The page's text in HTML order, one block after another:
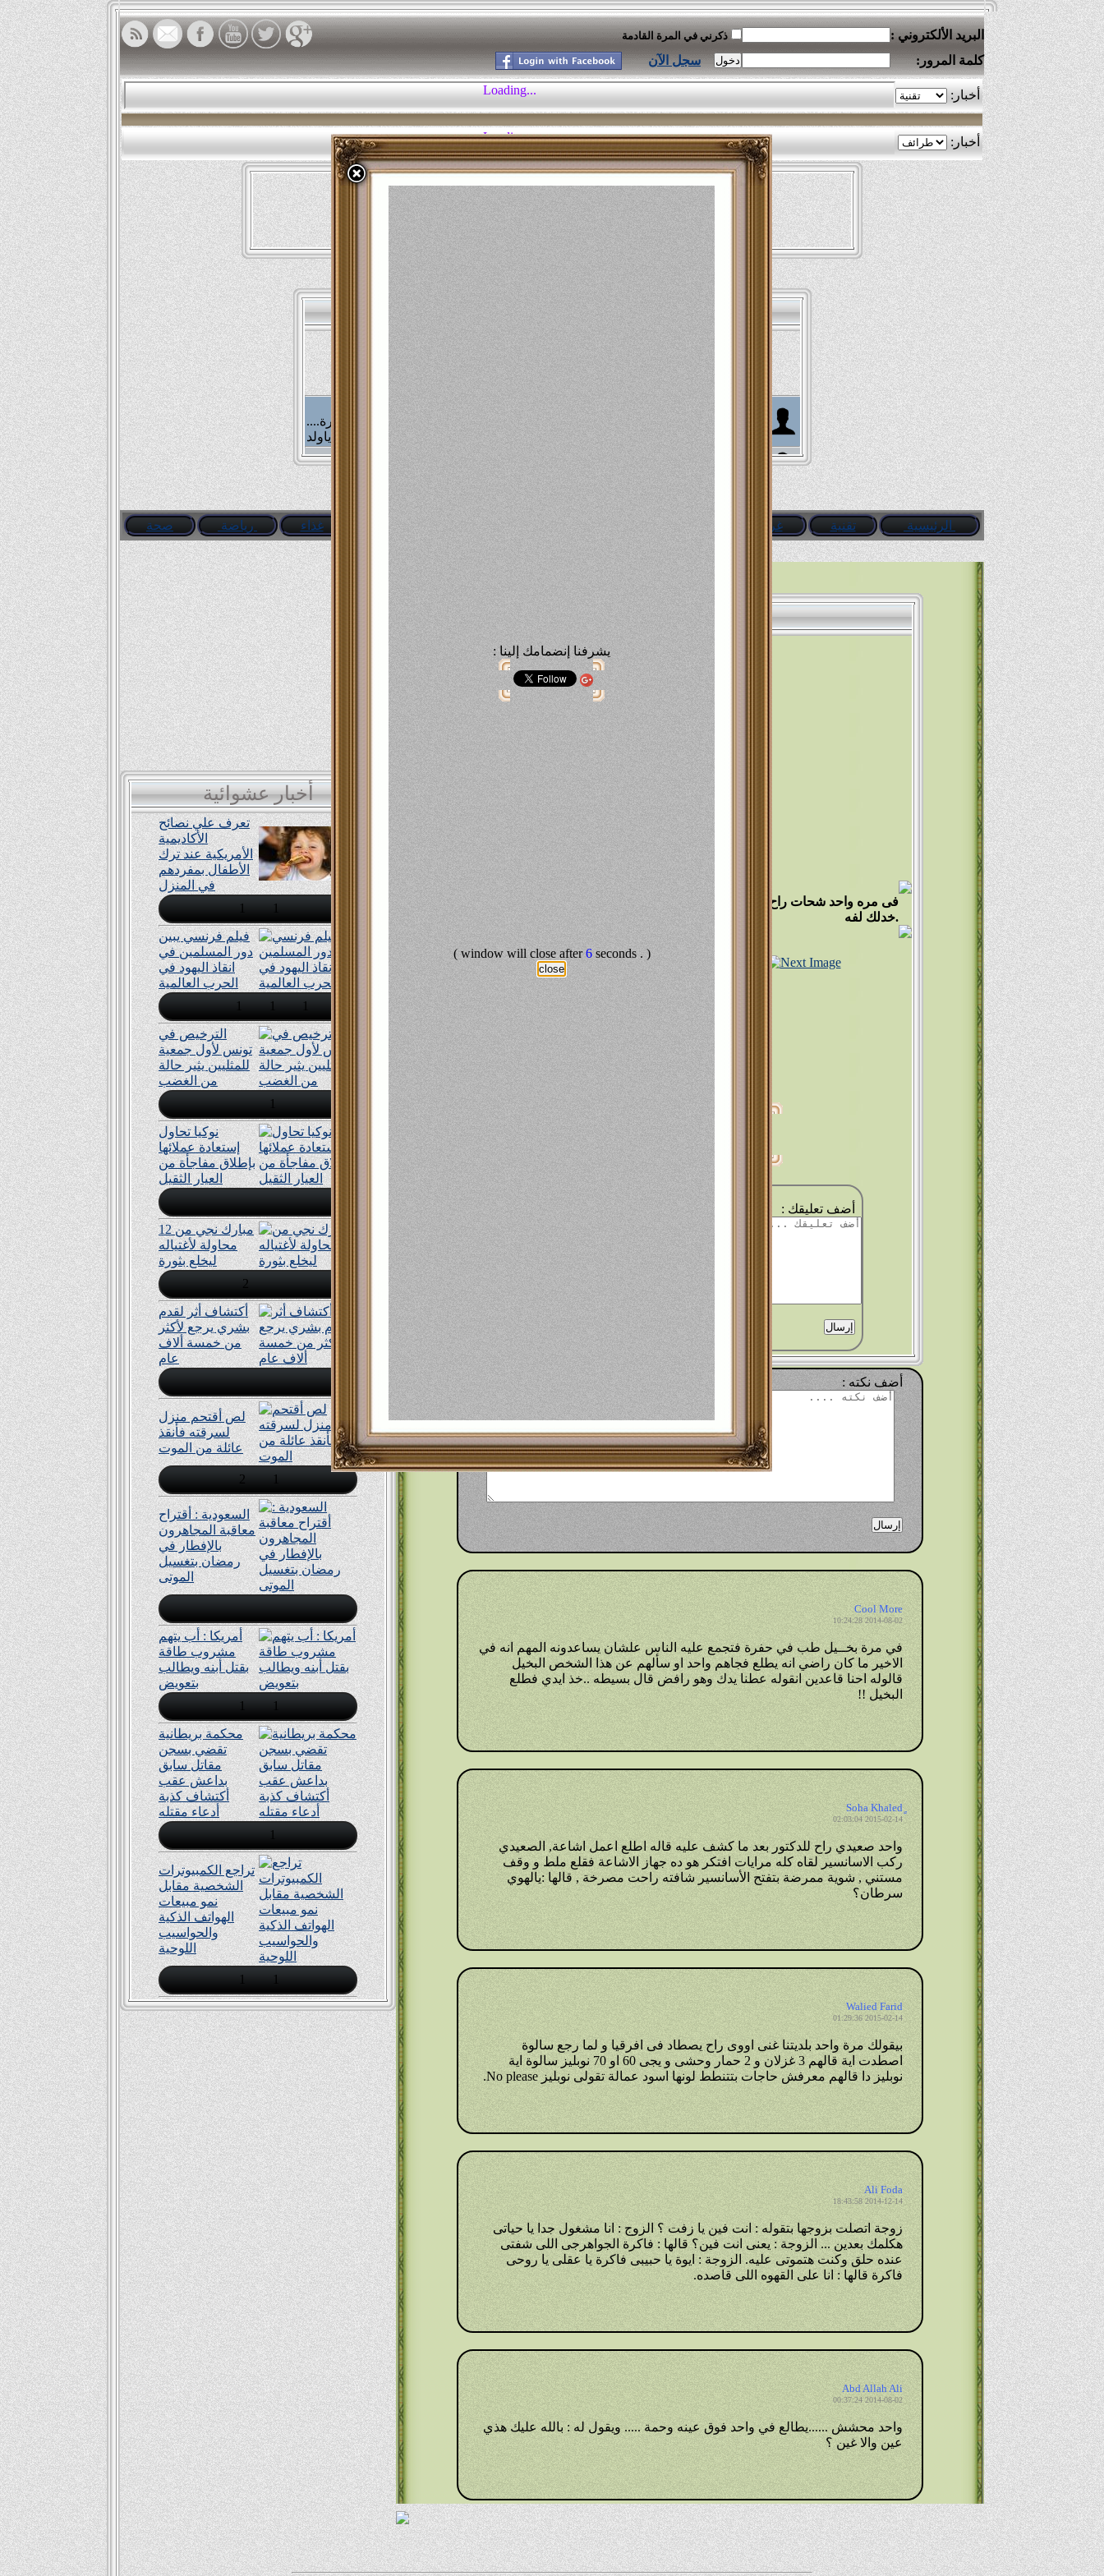
البريد الألكتروني : ذكرني في المرة القادمة
كلمة المرور: سجل الآن
موسوعة النكت
Abd Allah Ali
التوت قاله(ياولد
في نكتة في السجن ليش ؟ موتت واحد من الضحك
‏كان في مرة واحد ذكي قرر يعمل عملية تجميل ليوسع عيونه قام فتحهم على بعض
واحد بيسال صاحبه ليه الورق بيسقط في الخريف قاله اصله ما ذاكرش حاجه طول
الصيف
Ahmed Shrief
مره صرصار طلع من الخلاط قال يخرب بيت إللى يدخل الملاهى تانى
Walied Farid
....حرامى دخل شقة علشان يسرق لقا واحدة تخينة اوى اعدت عليه وقالت لابنها نادى
ابوك
في فريق كره قدم للنمل كان معهم صرصور ليش؟ لاعب اجنبي
....واحد نفسه يطلع القمر .. فراح لجماعة نصبين خدوا منه فلوس وبعتوه حته فى
Abd Allah Ali
اثنين مـدراء ... واحــد عــام ... وواحــد غـــرق
Mostufa Mansuor
....كانت المعركة حامية، فجمع القائد جنوده وقال لهم: الأعداء يفوقوننا عدداً بنسبة
صحة غذاء جريمة فنون سياسة علوم غرائب تقنية
أخبار عشوائية
تعرف علي نصائح
الأكاديمية
الأمريكية عند ترك
الأطفال بمفردهم
في المنزل
1
1
فيلم فرنسي يبين
دور المسلمين في
انقاذ اليهود في
الحرب العالمية
1
1
1
الترخيص في
تونس لأول جمعية
للمثليين يثير حالة
من الغضب
1
نوكيا تحاول
إستعادة عملائها
بإطلاق مفاجأة من
العيار الثقيل
مبارك نجي من 12
محاولة لأغتياله
ليخلع بثورة
2
أكتشاف أثر لقدم
بشري يرجع ﻷكثر
من خمسة ألاف
عام
لص أقتحم منزل
لسرقته فأنقذ
عائلة من الموت
2 1
السعودية : أقتراح
معاقبة المجاهرون
بالإفطار في
رمضان بتغسيل
الموتى
أمريكا : أب يتهم
مشروب طاقة
بقتل أبنه ويطالب
بتعويض
1
1
محكمة بريطانية
تقضي بسجن
مقاتل سابق
بداعش عقب
أكتشاف كذبة
أدعاء مقتله
1
تراجع الكمبيوترات
الشخصية مقابل
نمو مبيعات
الهواتف الذكية
والحواسيب
اللوحية
1 1
النكتة
فى مره واحد شحات راح لواحد عجلاتى اله اعطينى مما اعطاك الله اله العجلاتى
خدلك لفه.
الإبلاغ عن إساءة
ِِِياسر إبراهيم -:أضافها
31 -:المشاركات
أضف تعليقك :
أضف نكته :
Cool More
2014-08-02 10:24:28
في مرة بخــيل طب في حفرة فتجمع عليه الناس علشان يساعدونه المهم انه في
الاخير ما كان راضي انه يطلع فجاهم واحد او سألهم عن هذا الشخص البخيل
قالوله احنا قاعدين انقوله عطنا يدك وهو رافض قال بسيطه ..خذ ايدي فطلع
البخيل !!
2015-02-14 02:03:04
واحد صعيدي راح للدكتور بعد ما كشف عليه قاله اطلع اعمل اشاعة, الصعيدي
ركب الاسانسير لقاه كله مرايات افتكر هو ده جهاز الاشاعة فقلع ملط و وقف
مستني , شوية ممرضة بتفتح الأسانسير شافته راحت مصرخة , قالها :يالهوي
سرطان؟
Walied Farid
2015-02-14 01:29:36
بيقولك مرة واحد بلديتنا غنى اووى راح يصطاد فى افرقيا و لما رجع سالوة
اصطدت اية قالهم 3 غزلان و 2 حمار وحشى و يجى 60 او 70 نوبليز سالوة اية
نوبليز دا قالهم معرفش حاجات بتتنطط لونها اسود عمالة تقولى نوبليز No please.
Ali Foda
2014-12-14 18:43:58
زوجة اتصلت بزوجها بتقوله : انت فين يا زفت ؟ الزوج : انا مشغول جدا يا حياتى
هكلمك بعدين ... الزوجة : يعنى انت فين؟ قالها : فاكرة الجواهرجى اللى شفتى
عنده حلق وكنت هتموتى عليه. الزوجة : ايوة يا حبيبى فاكرة يا عقلى يا روحى
فاكرة قالها : انا على القهوه اللى قاصده.
Abd Allah Ali
2014-08-02 00:37:24
واحد محشش ......يطالع في واحد فوق عينه وحمة ..... ويقول له : بالله عليك هذي
عين والا غين ؟
: يشرفنا إنضمامك إلينا
( window will close after5seconds . )
close